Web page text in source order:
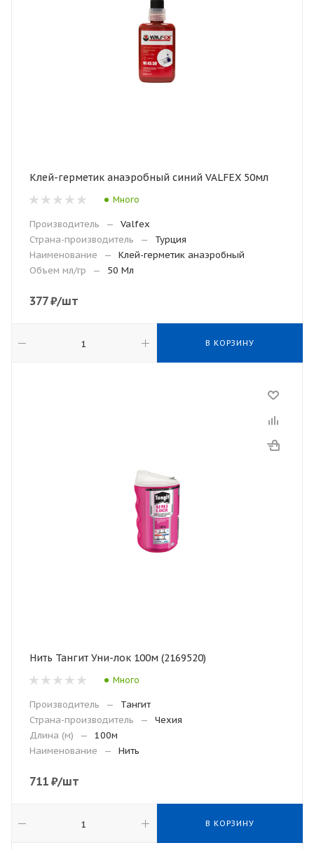
Клей-герметик анаэробный синий VALFEX 50мл
Много
Производитель —
Valfex
Страна-производитель
—
Турция
Наименование
—
Клей-герметик анаэробный
Объем мл/гр
— 50 Мл
377₽/шт
В КОРЗИНУ
Нить Тангит Уни-лок 100м (2169520)
Много
Производитель —
Тангит
Страна-производитель
—
Чехия
Длина (м)
—
100м
Наименование
— Нить
711 ₽/шт
В КОРЗИНУ